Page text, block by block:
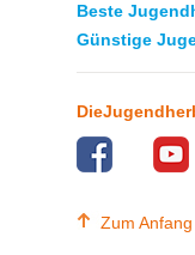
Beste
Günstige
Zum Anfang